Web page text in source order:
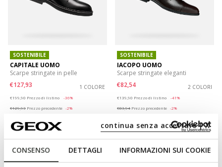
CONSENSO DETTAGLI INFORMAZIONI SUI COOKIE
continua senza accettare | X
SOSTENIBILE
CAPITALE UOMO
Scarpe stringate in pelle
€127,93
1 COLORE
€199,90 Prezzo di listino
-36%
€129,93 Prezzo precedente -2%
SOSTENIBILE
IACOPO UOMO
Scarpe stringate eleganti
€82,54
2 COLORI
€139,90 Prezzo di listino
-41%
€83,94 Prezzo precedente -2%